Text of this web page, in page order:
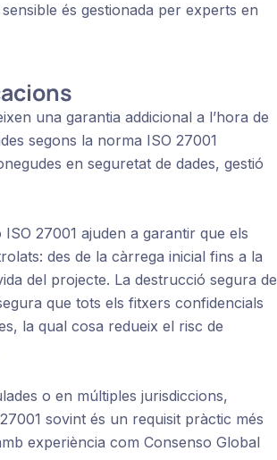
és gestionada per experts en
una garantia addicional a l’hora de
segons la norma ISO 27001
en seguretat de dades, gestió
27001 ajuden a garantir que els
des de la càrrega inicial fins a la
del projecte. La destrucció segura de
que tots els fitxers confidencials
la qual cosa redueix el risc de
o en múltiples jurisdiccions,
sovint és un requisit pràctic més
experiència com Consenso Global